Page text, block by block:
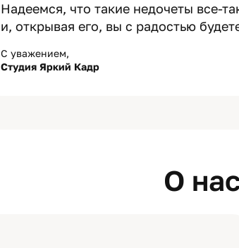
Надеемся, что такие недочеты все-
и, открывая его, вы с радостью
С уважением,
Студия Яркий Кадр
О